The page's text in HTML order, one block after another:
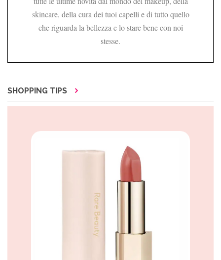
skincare, della cura dei tuoi capelli e di tutto quello
che riguarda la bellezza e lo stare bene con noi
stesse.
SHOPPING TIPS